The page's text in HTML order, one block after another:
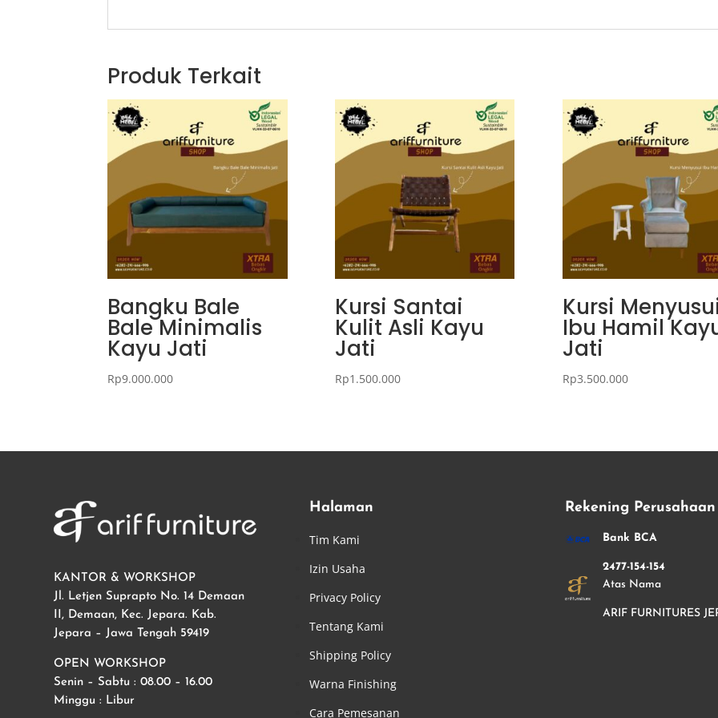
Produk Terkait
Bangku Bale
Bale Minimalis
Kayu Jati
Rp9.000.000
Kursi Santai
Kulit Asli Kayu
Jati
Rp1.500.000
Kursi
Ibu Hamil
Jati
Rp3.500.000
KANTOR & WORKSHOP
Jl. Letjen Suprapto No. 14 Demaan
II, Demaan, Kec. Jepara. Kab.
Jepara – Jawa Tengah 59419
OPEN WORKSHOP
Senin – Sabtu : 08.00 – 16.00
Minggu : Libur
Halaman
Tim Kami
Izin Usaha
Privacy Policy
Tentang Kami
Shipping Policy
Warna Finishing
Cara Pemesanan
Rekening Perusahaan
Bank BCA
2477-154-154
Atas Nama
ARIF FURNITURES